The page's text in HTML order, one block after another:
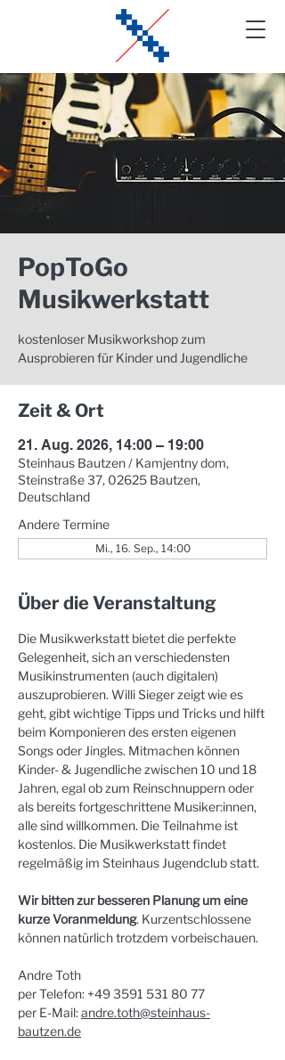
PopToGo
Musikwerkstatt
kostenloser Musikworkshop zum
Ausprobieren für Kinder und Jugendliche
Zeit & Ort
21. Aug. 2026, 14:00 – 19:00
Steinhaus Bautzen / Kamjentny dom,
Steinstraße 37, 02625 Bautzen,
Deutschland
Andere Termine
Mi., 16. Sep., 14:00
Über die Veranstaltung
Die Musikwerkstatt bietet die perfekte
Gelegenheit, sich an verschiedensten
Musikinstrumenten (auch digitalen)
auszuprobieren. Willi Sieger zeigt wie es
geht, gibt wichtige Tipps und Tricks und hilft
beim Komponieren des ersten eigenen
Songs oder Jingles. Mitmachen können
Kinder- & Jugendliche zwischen 10 und 18
Jahren, egal ob zum Reinschnuppern oder
als bereits fortgeschrittene Musiker:innen,
alle sind willkommen. Die Teilnahme ist
kostenlos. Die Musikwerkstatt findet
regelmäßig im Steinhaus Jugendclub statt.
Wir bitten zur besseren Planung um eine
kurze Voranmeldung. Kurzentschlossene
können natürlich trotzdem vorbeischauen.
Andre Toth
per Telefon: +49 3591 531 80 77
per E-Mail: andre.toth@steinhaus-
bautzen.de